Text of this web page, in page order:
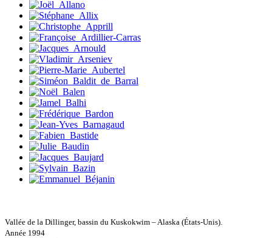
Janichon Gérard
Kerouedan Annie
Klein Julie
Klotz Lætitia
Klvana Ilya
Kotry Jérôme
La Brosse Gaële de
Labouche Didier
Lacarrière Jacques
Lacrampe Corine
Lagny Laurence
Laheurte Marielle
Lamotte Aymeric de
Lanni Dominique
Lanouguère-Bruneau Virginie
Lantz François
Lautier-Gaud Jean
Leblay Julien
Lebrun Alain
Vallée de la Dillinger, bassin du Kuskokwim – Alaska (États-Unis).
Année 1994